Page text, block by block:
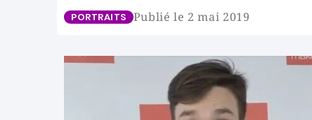
PORTRAITS Publié le 2 mai 2019